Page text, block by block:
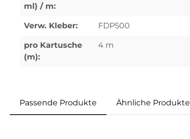
ml) / m:
Verw. Kleber: FDP500
pro Kartusche
(m):
4 m
Passende Produkte Ähnliche Produkte